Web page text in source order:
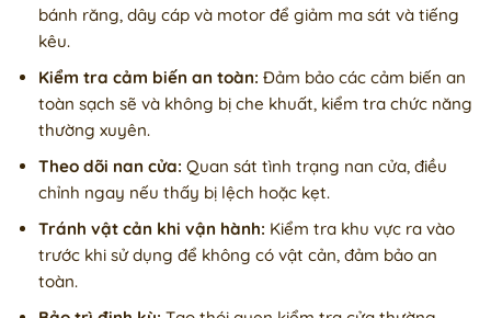
bánh răng, dây cáp và motor để giảm ma sát và tiếng
kêu.
Kiểm tra cảm biến an toàn: Đảm bảo các cảm biến an
toàn sạch sẽ và không bị che khuất, kiểm tra chức năng
thường xuyên.
Theo dõi nan cửa: Quan sát tình trạng nan cửa, điều
chỉnh ngay nếu thấy bị lệch hoặc kẹt.
Tránh vật cản khi vận hành: Kiểm tra khu vực ra vào
trước khi sử dụng để không có vật cản, đảm bảo an
toàn.